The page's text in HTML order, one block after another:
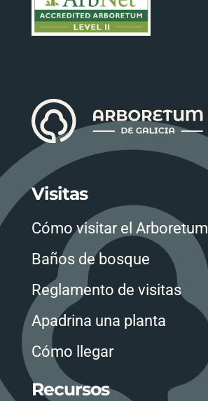
Visitas
Cómo visitar el Arboretum
Baños de bosque
Reglamento de visitas
Apadrina una planta
Cómo llegar
Recursos